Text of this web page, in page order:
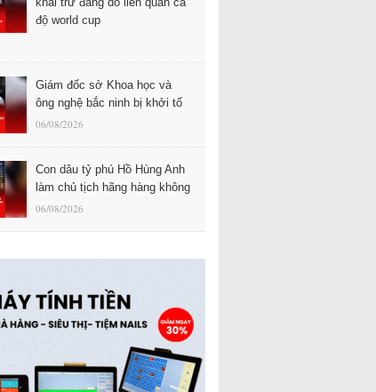
độ world cup
Giám đốc sở Khoa học và
ông nghệ bắc ninh bị khởi tố
06/08/2026
Con dâu tỷ phú Hồ Hùng Anh
làm chủ tịch hãng hàng không
06/08/2026